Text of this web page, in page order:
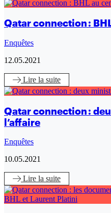
Qatar connection :
Enquêtes
12.05.2021
Lire la suite
Qatar connection :
l’affaire
Enquêtes
10.05.2021
Lire la suite